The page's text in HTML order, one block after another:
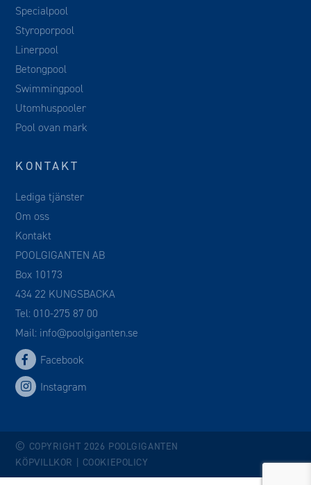
Specialpool
Styroporpool
Linerpool
Betongpool
Swimmingpool
Utomhuspooler
Pool ovan mark
KONTAKT
Lediga tjänster
Om oss
Kontakt
POOLGIGANTEN AB
Box 10173
434 22 KUNGSBACKA
Tel:010-275 87 00
Mail: info@poolgiganten.se
Facebook
Instagram
© COPYRIGHT 2026 POOLGIGANTEN
KÖPVILLKOR
COOKIEPOLICY